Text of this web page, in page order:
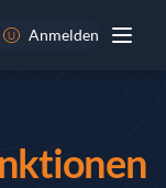
Anmelden